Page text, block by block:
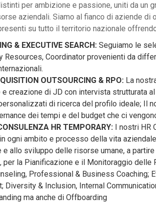
per ambizione e passione, uniti da un
aziendali. Siamo al fianco di aziende di
su tutto il territorio nazionale
& EXECUTIVE SEARCH: Seguiamo le
Resources, Coordinator provenienti da
OUTSOURCING & RPO: La
creazione di JD con intervista strutturata
di ricerca del profilo ideale; Il
dei tempi e del budget che ci
HR TEMPORARY: I nostri HR
ogni ambito e processo della vita
e allo sviluppo delle risorse umane, a
per la Pianificazione e il Monitoraggio delle
Professional & Business Coaching;
Diversity & Inclusion, Internal
ma anche di Offboarding